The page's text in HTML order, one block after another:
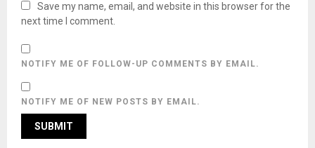
Save my name, email, and website in this browser for the
next time I comment.
NOTIFY ME OF FOLLOW-UP COMMENTS BY EMAIL.
NOTIFY ME OF NEW POSTS BY EMAIL.